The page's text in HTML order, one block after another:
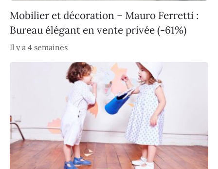
Mobilier et décoration – Mauro Ferretti :
Bureau élégant en vente privée (-61%)
Il y a 4 semaines